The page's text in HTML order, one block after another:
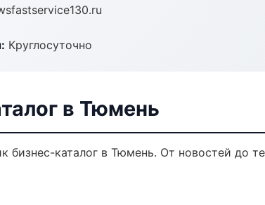
Круглосуточно
в Тюмень
бизнес-каталог в Тюмень. От новостей до